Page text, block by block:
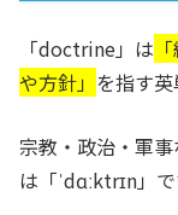
「doctrine」は
や方針」 を指す英
宗教・政治・軍
は「ˈdɑːktrɪn」で